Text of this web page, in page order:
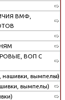
ВМФ,
ВОП С
вымпелы)
вымпелы)